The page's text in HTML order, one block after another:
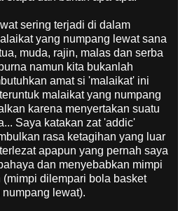
sering terjadi di dalam
yang numpang lewat sana
muda, rajin, malas dan serba
namun kita bukanlah
amat si 'malaikat' ini
malaikat yang numpang
karena menyertakan suatu
Saya katakan zat 'addic'
rasa ketagihan yang luar
apapun yang pernah saya
dan menyebabkan mimpi
dilempari bola basket
lewat).